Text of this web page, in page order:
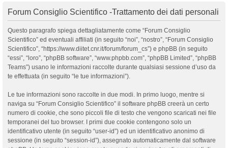
Forum Consiglio Scientifico -Trattamento dei dati personali
Questo paragrafo spiega dettagliatamente come “Forum Consiglio
Scientifico” ed eventuali affiliati (in seguito “noi”, “nostro”, “Forum Consiglio
Scientifico”, “https://www.diitet.cnr.it/forum/forum_cs”) e phpBB (in seguito
“essi”, “loro”, “phpBB software”, “www.phpbb.com”, “phpBB Limited”, “phpBB
Teams”) usano le informazioni raccolte durante qualsiasi sessione d’uso da
te effettuata (in seguito “le tue informazioni”).
Le tue informazioni sono raccolte in due modi. In primo luogo, mentre si
naviga su “Forum Consiglio Scientifico” il software phpBB creerà un certo
numero di cookie, che sono piccoli file di testo che vengono scaricati nei file
temporanei del tuo browser. I primi due cookie contengono solo un
identificativo utente (in seguito “user-id”) ed un identificativo anonimo di
sessione (in seguito “session-id”), assegnato automaticamente dal software